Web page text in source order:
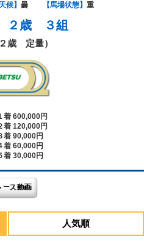
候】 曇 【馬場状態】 重
２歳 ３組
歳 定量）
着 600,000円
着 120,000円
着 90,000円
着 60,000円
着 30,000円
人気順